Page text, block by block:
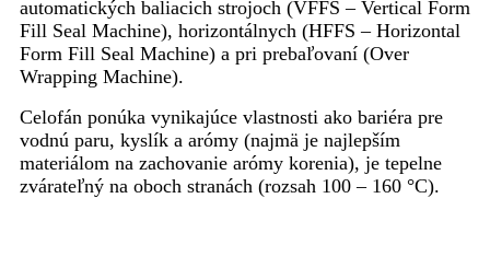
automatických baliacich strojoch (VFFS – Vertical Form
Fill Seal Machine), horizontálnych (HFFS – Horizontal
Form Fill Seal Machine) a pri prebaľovaní (Over
Wrapping Machine).
Celofán ponúka vynikajúce vlastnosti ako bariéra pre
vodnú paru, kyslík a arómy (najmä je najlepším
materiálom na zachovanie arómy korenia), je tepelne
zvárateľný na oboch stranách (rozsah 100 – 160 °C).